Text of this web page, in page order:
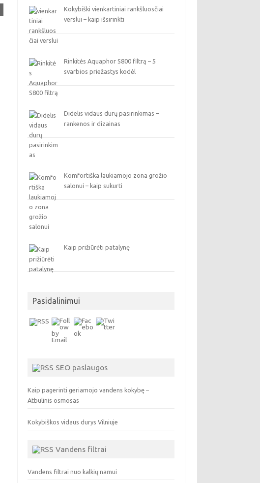
Kokybiški vienkartiniai rankšluosčiai
verslui – kaip išsirinkti
Rinkitės Aquaphor S800 filtrą – 5
svarbios priežastys kodėl
Didelis vidaus durų pasirinkimas –
rankenos ir dizainas
Komfortiška laukiamojo zona grožio
salonui – kaip sukurti
Kaip prižiūrėti patalynę
Pasidalinimui
SEO paslaugos
Kaip pagerinti geriamojo vandens kokybę –
Atbulinis osmosas
Kokybiškos vidaus durys Vilniuje
Vandens filtrai
Vandens filtrai nuo kalkių namui